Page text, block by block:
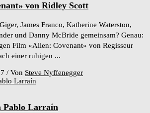
von Ridley Scott
James Franco, Katherine Waterston,
und Danny McBride gemeinsam? Genau:
Film «Alien: Covenant» von Regisseur
einer ruhigen ...
/ Von Steve Nyffenegger
Pablo Larraín